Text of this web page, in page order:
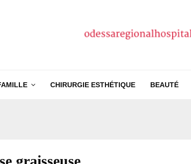
CHIRURGIE ESTHÉTIQUE BEAUTÉ